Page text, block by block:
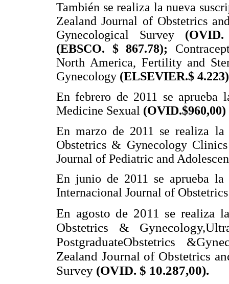
También se realiza la nueva
Zealand Journal of Obstetrics
Gynecological Survey
(EBSCO. $ 867.78);
North America, Fertility and
Gynecology (ELSEVIER.$ 4.223)
En febrero de 2011 se aprueba
Medicine Sexual (OVID.$960,00)
En marzo de 2011 se realiza la
Obstetrics & Gynecology
Journal of Pediatric and
En junio de 2011 se aprueba
Internacional Journal of
En agosto de 2011 se realiza
Obstetrics &
PostgraduateObstetrics
Zealand Journal of Obstetrics
Survey (OVID. $ 10.287,00).